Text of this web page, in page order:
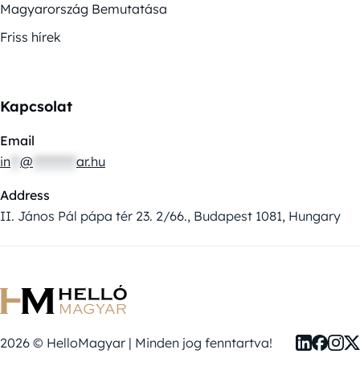
Magyarország Bemutatása
Friss hírek
Kapcsolat
Email
in @ ar.hu
Address
II. János Pál pápa tér 23. 2/66., Budapest 1081, Hungary
2026 © HelloMagyar | Minden jog fenntartva!